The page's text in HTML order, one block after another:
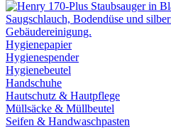
Hygienepapier
Hygienespender
Hygienebeutel
Handschuhe
Hautschutz & Hautpflege
Müllsäcke & Müllbeutel
Seifen & Handwaschpasten